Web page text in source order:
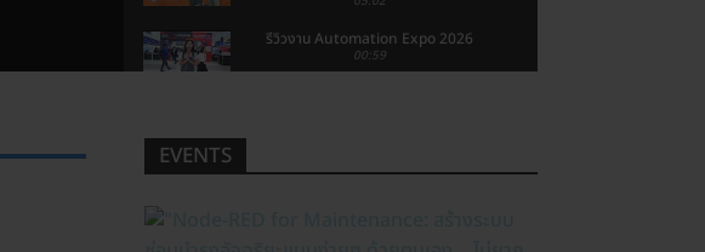
รีวิวงาน Automation Expo 2026
00:59
EVENTS